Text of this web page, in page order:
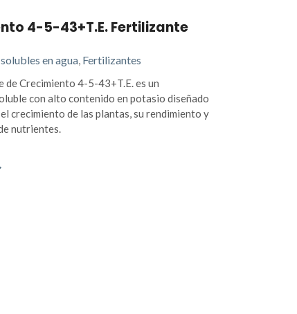
4-5-43+T.E. Fertilizante
en agua, Fertilizantes
de Crecimiento 4-5-43+T.E. es un
con alto contenido en potasio diseñado
crecimiento de las plantas, su rendimiento y
nutrientes.